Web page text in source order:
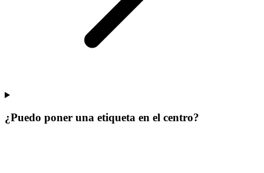
¿Puedo poner una etiqueta en el centro?